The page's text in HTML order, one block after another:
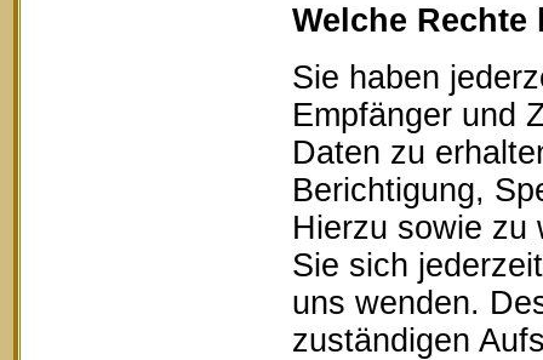
Welche
Sie haben
Empfänger und
Daten zu
Berichtigung,
Hierzu sowie zu
Sie sich
uns wenden.
zuständigen